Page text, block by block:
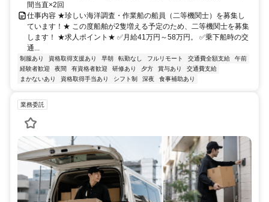
間当直×2回
仕事内容 ★珍しい海洋調査・作業船の船員（二等機関士）を募集し
ています！★ この度船舶が2隻増える予定のため、二等機関士を募集
します！ ★求人ポイント★ ✅月給41万円～58万円。 ✅乗下船時の交
通...
制服あり 資格取得支援あり 早朝 転勤なし フルリモート 交通費全額支給
午前
経験者歓迎
夜間 有資格者歓迎 研修あり 夕方 賞与あり
交通費支給
まかないあり
資格取得手当あり シフト制 深夜 食事補助あり
業務委託